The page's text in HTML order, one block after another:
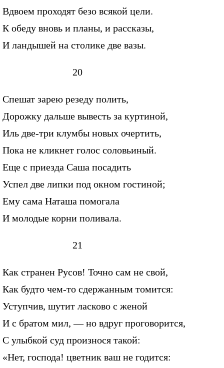
Вдвоем проходят безо всякой цели.
К обеду вновь и планы, и рассказы,
И ландышей на столике две вазы.
20
Спешат зарею резеду полить,
Дорожку дальше вывесть за куртиной,
Иль две-три клумбы новых очертить,
Пока не кликнет голос соловьиный.
Еще с приезда Саша посадить
Успел две липки под окном гостиной;
Ему сама Наташа помогала
И молодые корни поливала.
21
Как странен Русов! Точно сам не свой,
Как будто чем-то сдержанным томится:
Уступчив, шутит ласково с женой
И с братом мил, — но вдруг проговорится,
С улыбкой суд произнося такой:
«Нет, господа! цветник ваш не годится: